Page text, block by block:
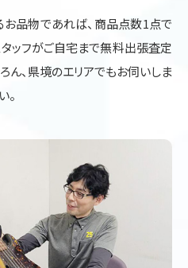
お品物であれば、商品点数1点で
ッフがご自宅まで無料出張査定
ん、県境のエリアでもお伺いしま
。